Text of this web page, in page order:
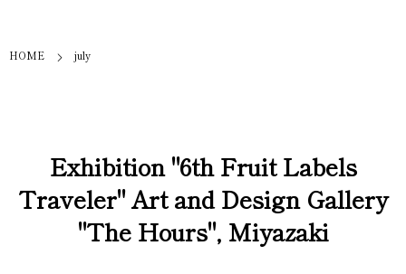
HOME july
Exhibition "6th Fruit Labels
Traveler" Art and Design Gallery
"The Hours", Miyazaki